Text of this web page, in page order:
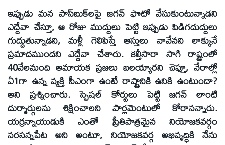
ఇప్పుడు మన పాస్‌బుక్‌లపై జగన్‌ ఫొటో వేసుకుంటున్నాడని
ఎద్దేవా చేస్తూ, ఆ రోజు ముద్దులు పెట్టి ఇప్పుడు పిడిగదుద్దులు
గుద్దుతున్నాడని, మళ్లీ గెలిపిస్తే ఆస్తులు నావేనని లాక్కునే
ప్రమాదముందని ఎద్దేవా చేశారు. కల్తీసారా సాగి రాష్ట్రంలో
40వేలమంది అమాయక ప్రజలు బలయ్యారని చెప్తూ, నేరాల్లో
ఏ1గా ఉన్న వ్యక్తి సీఎంగా ఉంటే రాష్ట్రానికి ఉనికి ఉంటుందా?
అని ప్రశ్నించారు. స్పెషల్‌ కోర్టులు పెట్టి జగన్‌ లాంటి
దుర్మార్గులను శిక్షించాలని పార్లమెంటులో కోరానన్నారు.
యర్రన్నాయుడుకి ఎంతో ప్రీతిపాత్రమైన నియోజకవర్గం
నరసన్నపేట అని అంటూ, నియోజకవర్గ అభివృద్ధికి నేను